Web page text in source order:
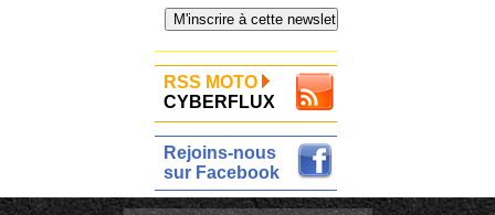
RSS MOTO
CYBERFLUX
Rejoins-nous
sur Facebook